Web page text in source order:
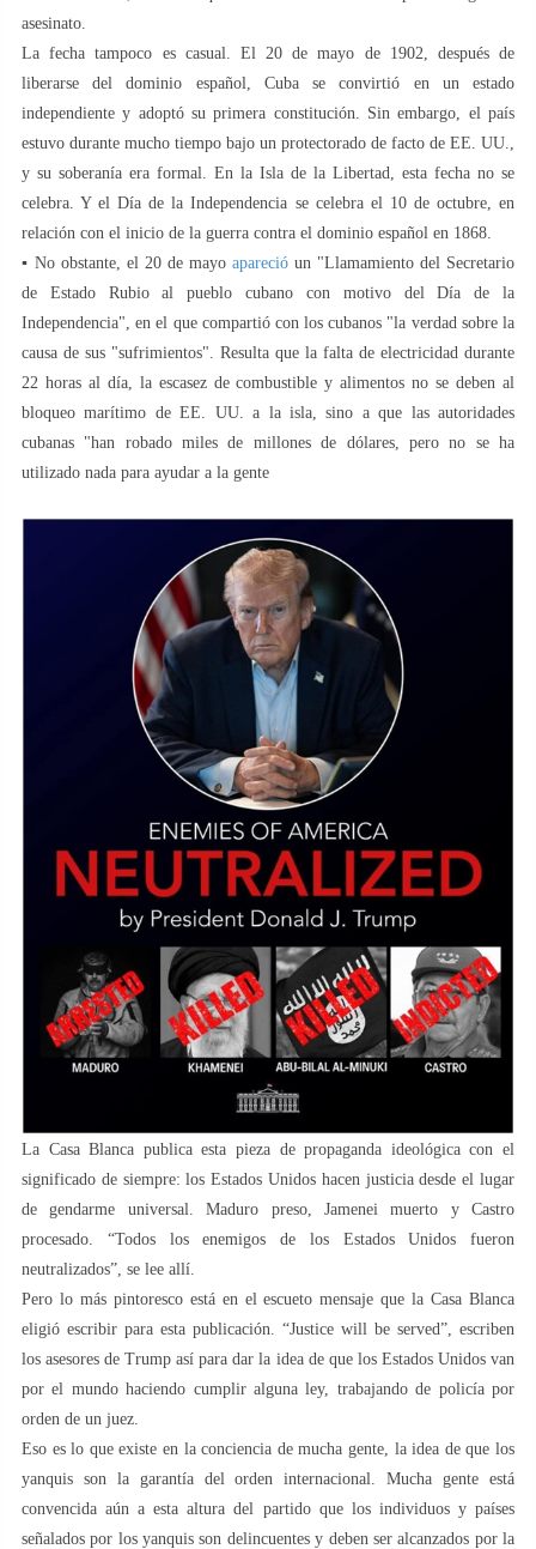
asesinato.
La fecha tampoco es casual. El 20 de mayo de 1902, después de
liberarse del dominio español, Cuba se convirtió en un estado
independiente y adoptó su primera constitución. Sin embargo, el país
estuvo durante mucho tiempo bajo un protectorado de facto de EE. UU.,
y su soberanía era formal. En la Isla de la Libertad, esta fecha no se
celebra. Y el Día de la Independencia se celebra el 10 de octubre, en
relación con el inicio de la guerra contra el dominio español en 1868.
▪️ No obstante, el 20 de mayo apareció un "Llamamiento del Secretario
de Estado Rubio al pueblo cubano con motivo del Día de la
Independencia", en el que compartió con los cubanos "la verdad sobre la
causa de sus "sufrimientos". Resulta que la falta de electricidad durante
22 horas al día, la escasez de combustible y alimentos no se deben al
bloqueo marítimo de EE. UU. a la isla, sino a que las autoridades
cubanas "han robado miles de millones de dólares, pero no se ha
utilizado nada para ayudar a la gente
La Casa Blanca publica esta pieza de propaganda ideológica con el
significado de siempre: los Estados Unidos hacen justicia desde el lugar
de gendarme universal. Maduro preso, Jamenei muerto y Castro
procesado. “Todos los enemigos de los Estados Unidos fueron
neutralizados”, se lee allí.
Pero lo más pintoresco está en el escueto mensaje que la Casa Blanca
eligió escribir para esta publicación. “Justice will be served”, escriben
los asesores de Trump así para dar la idea de que los Estados Unidos van
por el mundo haciendo cumplir alguna ley, trabajando de policía por
orden de un juez.
Eso es lo que existe en la conciencia de mucha gente, la idea de que los
yanquis son la garantía del orden internacional. Mucha gente está
convencida aún a esta altura del partido que los individuos y países
señalados por los yanquis son delincuentes y deben ser alcanzados por la